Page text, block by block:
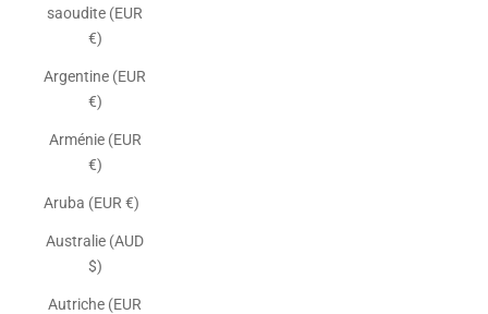
saoudite (EUR
€)
Argentine (EUR
€)
Arménie (EUR
€)
Aruba (EUR €)
Australie (AUD
$)
Autriche (EUR